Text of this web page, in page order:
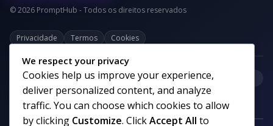
© 2026 PromptHub - Todos os direitos reservados
Privacidade Termos Cookies
Categorias
We respect your privacy
Cookies help us improve your experience,
deliver personalized content, and analyze
traffic. You can choose which cookies to allow
by clicking Customize. ClickAccept All to